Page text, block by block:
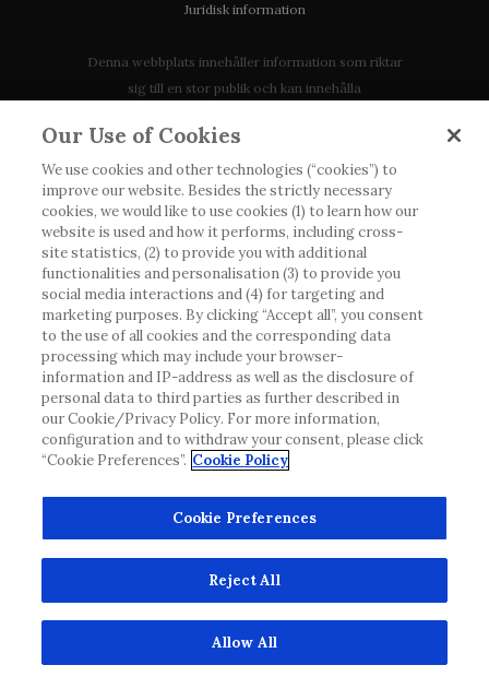
Juridisk information
Denna webbplats innehåller information som riktar
sig till en stor publik och kan innehålla
tillgänglig eller giltig i ditt land. Vänligen observera
att vi inte tar något ansvar för information som
eventuellt inte uppfyller någon gällande rättslig
process, förordning, registrering eller användning i
landet där du bor.
Roche har inte alltid möjlighet att kvalitetssäkra
andras inlägg, men kommer att ta bort vilseledande
eller olämpliga inlägg i möjligaste mån. Vi har inget
ansvar för innehållet på externa webbplatser som
det länkas till. Kopiering av material från denna
webbplats för användning någon annanstans är inte
tillåtet utan överenskommelse. Webbplatsen säljer
biverkningar eller produktklagomål. Kontakta
kundtjänst för att rapportera en händelse.
© 2022, Roche Diabetes Care. Med ensamrätt.
Our Use of Cookies
We use cookies and other technologies (“cookies”) to
improve our website. Besides the strictly necessary
cookies, we would like to use cookies (1) to learn how our
website is used and how it performs, including cross-
site statistics, (2) to provide you with additional
functionalities and personalisation (3) to provide you
social media interactions and (4) for targeting and
marketing purposes. By clicking “Accept all”, you consent
to the use of all cookies and the corresponding data
processing which may include your browser-
information and IP-address as well as the disclosure of
personal data to third parties as further described in
our Cookie/Privacy Policy. For more information,
configuration and to withdraw your consent, please click
“Cookie Preferences”. Cookie Policy
Cookie Preferences
Reject All
Allow All